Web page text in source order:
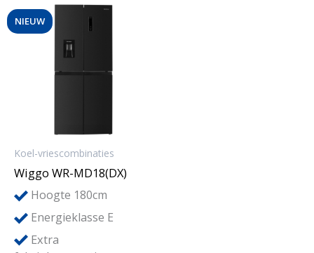
NIEUW
Koel-vriescombinaties
Wiggo WR-MD18(DX)
Hoogte 180cm
Energieklasse E
Extra